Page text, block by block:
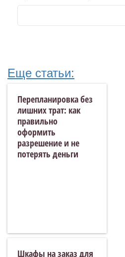
Еще статьи:
Перепланировка без
лишних трат: как
правильно
оформить
разрешение и не
потерять деньги
Шкафы на заказ для